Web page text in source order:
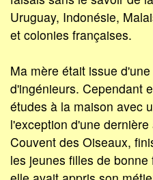
Uruguay, Indonésie,
et colonies françaises.
Ma mère était issue
d'ingénieurs. Cependant
études à la maison avec
l'exception d'une
Couvent des Oiseaux,
les jeunes filles de